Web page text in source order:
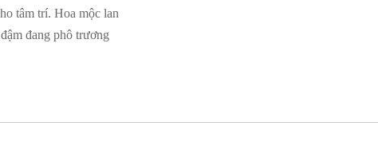
tâm trí. Hoa mộc lan
đang phô trương